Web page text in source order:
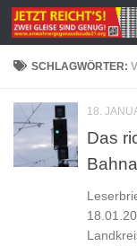
Zum Inhalt
SCHLAGWÖRTER:
18.
Das